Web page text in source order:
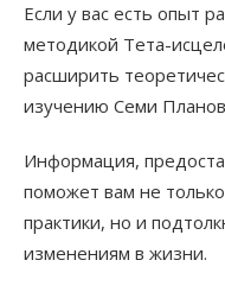
Если у вас есть опыт
методикой Тета-
расширить
изучению Семи
Информация,
поможет вам не
практики, но и
изменениям в жизни.